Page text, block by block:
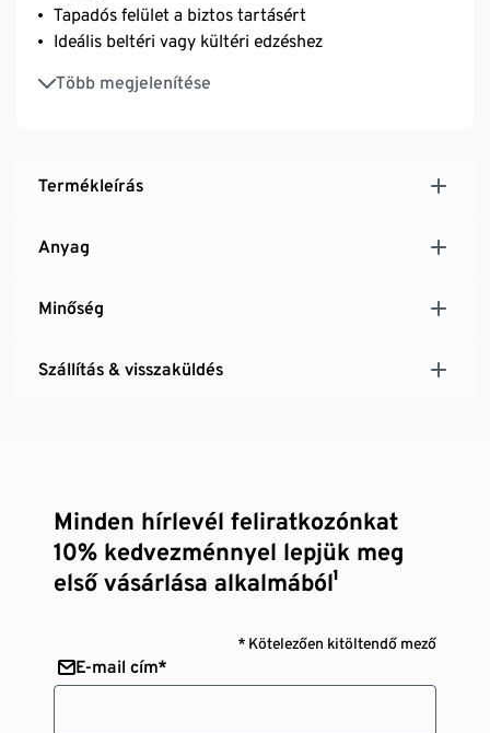
Tapadós felület a biztos tartásért
Ideális beltéri vagy kültéri edzéshez
Több megjelenítése
Nedves ruhával könnyen letörölhető
Termékleírás
Anyag
Minőség
Szállítás & visszaküldés
Minden hírlevél feliratkozónkat
10% kedvezménnyel lepjük meg
első vásárlása alkalmából¹
* Kötelezően kitöltendő mező
E-mail cím*